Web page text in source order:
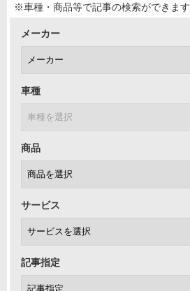
※車種・商品等で記事の検索ができます
メーカー
車種
商品
サービス
記事指定